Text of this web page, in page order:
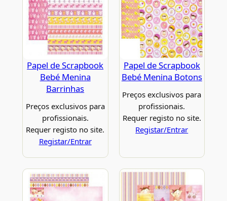
Papel de Scrapbook
Bebé Menina
Barrinhas
Preços exclusivos para
profissionais.
Requer registo no site.
Registar/Entrar
Papel de Scrapbook
Bebé Menina Botons
Preços exclusivos para
profissionais.
Requer registo no site.
Registar/Entrar